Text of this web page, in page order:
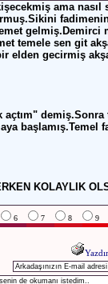
ama nasıl
gelmiş.Demirci
temele sen git
elden gecirmiş
açtım"
başlamış.Temel
KOLAYLIK
6 7 8 9
Yazdır